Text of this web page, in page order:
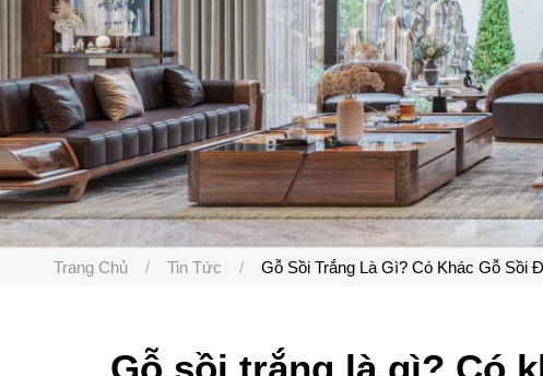
Trang Chủ Tin Tức Gỗ Sồi Trắng Là Gì? Có Khác Gỗ Sồi